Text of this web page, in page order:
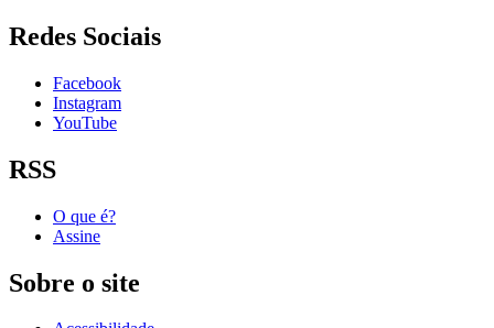
Redes Sociais
Facebook
Instagram
YouTube
RSS
O que é?
Assine
Sobre o site